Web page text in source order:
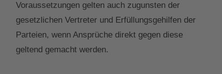
Voraussetzungen gelten auch zugunsten der
gesetzlichen Vertreter und Erfüllungsgehilfen der
Parteien, wenn Ansprüche direkt gegen diese
geltend gemacht werden.